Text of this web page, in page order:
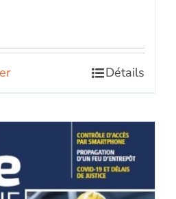
Détails